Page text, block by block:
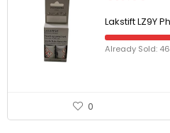
Lakstift LZ9Y
Already Sold:
0